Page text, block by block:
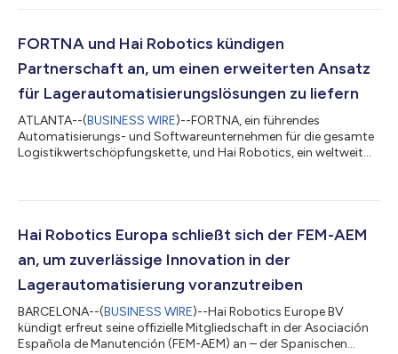
des neuesten Mitglieds des preisgekrönten HaiPick-Systems-
exklusive Gelegenheit, das System in Aktion zu erleben. Vom 11. -
FORTNA und Hai Robotics kündigen
Partnerschaft an, um einen erweiterten Ansatz
für Lagerautomatisierungslösungen zu liefern
ATLANTA--(BUSINESS WIRE)--FORTNA, ein führendes
Automatisierungs- und Softwareunternehmen für die gesamte
Logistikwertschöpfungskette, und Hai Robotics, ein weltweit
Lösungsportfolio von FORTNA für Automatisierungslösungen
Zusammenarbeit wird das HaiPick-System für automatisierte
Lager- und Bereitstellungssysteme (AS/RS) in das bestehe...
Hai Robotics Europa schließt sich der FEM-AEM
an, um zuverlässige Innovation in der
Lagerautomatisierung voranzutreiben
BARCELONA--(BUSINESS WIRE)--Hai Robotics Europe BV
kündigt erfreut seine offizielle Mitgliedschaft in der Asociación
Española de Manutención (FEM-AEM) an – der Spanischen